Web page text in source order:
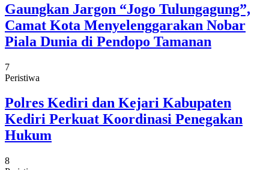
Gaungkan Jargon “Jogo Tulungagung”,
Camat Kota Menyelenggarakan Nobar
Piala Dunia di Pendopo Tamanan
7
Peristiwa
Polres Kediri dan Kejari Kabupaten
Kediri Perkuat Koordinasi Penegakan
Hukum
8